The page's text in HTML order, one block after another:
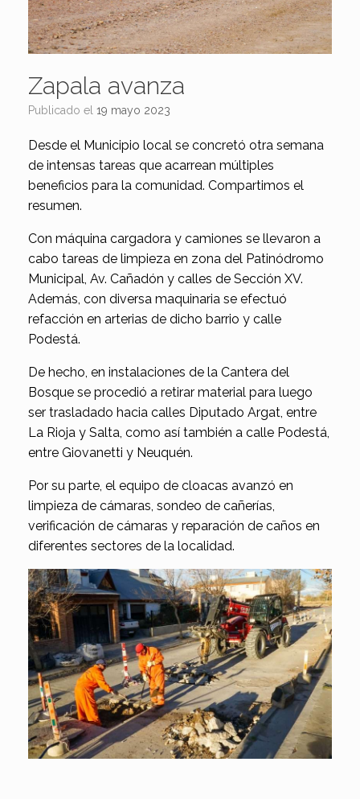
Zapala avanza
Publicado el 19 mayo 2023
Desde el Municipio local se concretó otra semana
de intensas tareas que acarrean múltiples
beneficios para la comunidad. Compartimos el
resumen.
Con máquina cargadora y camiones se llevaron a
cabo tareas de limpieza en zona del Patinódromo
Municipal, Av. Cañadón y calles de Sección XV.
Además, con diversa maquinaria se efectuó
refacción en arterias de dicho barrio y calle
Podestá.
De hecho, en instalaciones de la Cantera del
Bosque se procedió a retirar material para luego
ser trasladado hacia calles Diputado Argat, entre
La Rioja y Salta, como así también a calle Podestá,
entre Giovanetti y Neuquén.
Por su parte, el equipo de cloacas avanzó en
limpieza de cámaras, sondeo de cañerías,
verificación de cámaras y reparación de caños en
diferentes sectores de la localidad.